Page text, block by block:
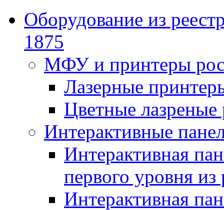
Оборудование из
1875
МФУ и принтеры
Лазерные
Цветные
Интерактивные
Интерактивная
первого уровня
Интерактивная